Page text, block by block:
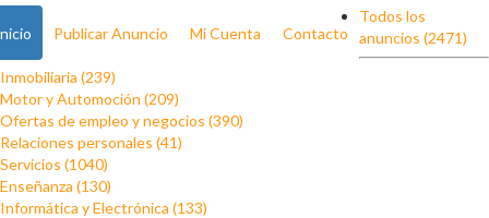
Publicar Anuncio Mi Cuenta Contacto
Todos los
anuncios (2471)
Inmobiliaria (239)
Motor y Automoción (209)
Ofertas de empleo y negocios (390)
Relaciones personales (41)
Servicios (1040)
Enseñanza (130)
Informática y Electrónica (133)